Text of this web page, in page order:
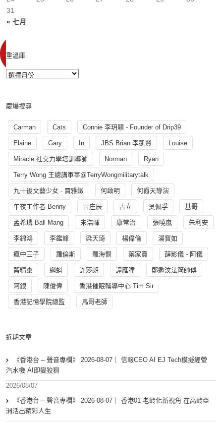
« 七月
31
重溫庫
慶爆搜尋
Carman Cats Connie 李玥穎 - Founder of Drip39
Elaine Gary In JBS Brian 李凱賢 Louise
Miracle 社交力學培訓導師 Norman Ryan
Terry Wong 王總講軍事@TerryWongmilitarytalk
九十後文藝少女 - 賈雅緻 何啟明 何爵天導演
午夜工作者 Benny 古庄辰 古立 吳佩孚 基哥
孟希璘 Ball Mang 宋浩暉 康常治 張曉嵐 朱利安
李錦鴻 李鑑峰 梁天琦 楊偉倫 湯寳如
瘋中三子 羅倫斯 羅海憫 葉家寶 薛影儀 - 阿儀
藍精靈 蝌蚪 許莎朗 譚雁瞳 鄭遨汶法筠師傅
阿銀 陳俊偉 香港催眠輔導中心 Tim Sir
香港記憶學院總監 馬哥老師
近期文章
《香港台 – 聲音專欄》 2026-08-07｜ 信報CEO AI EJ Tech模擬經營
汽水機 AI即變狡猾
2026/08/07
《香港台 – 聲音專欄》 2026-08-07｜ 香港01 老齡化新視角 在高齡亞
洲活出精彩人生